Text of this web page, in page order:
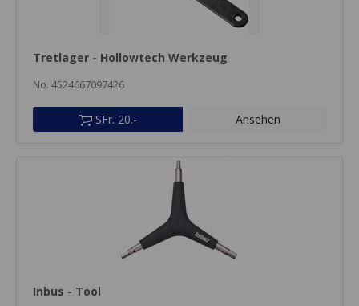
Tretlager - Hollowtech Werkzeug
No. 4524667097426
SFr. 20.- Ansehen
Inbus - Tool